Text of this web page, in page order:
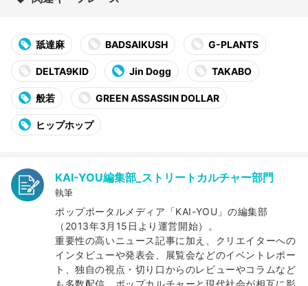
舐達麻 BADSAIKUSH G-PLANTS
DELTA9KID Jin Dogg TAKABO
般若 GREEN ASSASSIN DOLLAR
ヒップホップ
KAI-YOU編集部_ストリートカルチャー部門
執筆
ポップポータルメディア「KAI-YOU」の編集部
（2013年3月15日より運営開始）。
重要性の高いニュース記事に加え、クリエイターへの
インタビューや発表会、展覧会などのイベントレポー
ト、独自の視点・切り口からのレビューやコラムなど
も多数配信。ポップカルチャーと現代社会が相互に影